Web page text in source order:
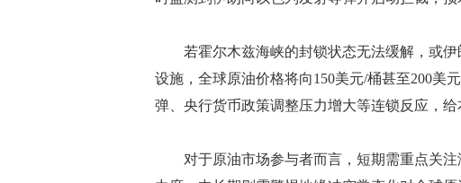
若霍尔木兹海峡的封锁状态无法缓解，或伊
设施，全球原油价格将向150美元/桶甚至200美
弹、央行货币政策调整压力增大等连锁反应，
对于原油市场参与者而言，短期需重点关注